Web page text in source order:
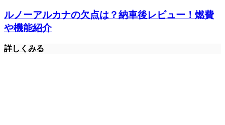
ルノーアルカナの欠点は？納車後レビュー！燃費
や機能紹介
詳しくみる